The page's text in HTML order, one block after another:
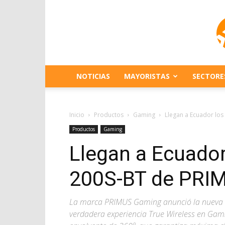
NOTICIAS MAYORISTAS
Inicio Productos Gaming Llegan a Ecuador
Productos Gaming
Llegan a
200S-BT de
La marca PRIMUS Gaming anunció la
verdadera experiencia True Wireless en